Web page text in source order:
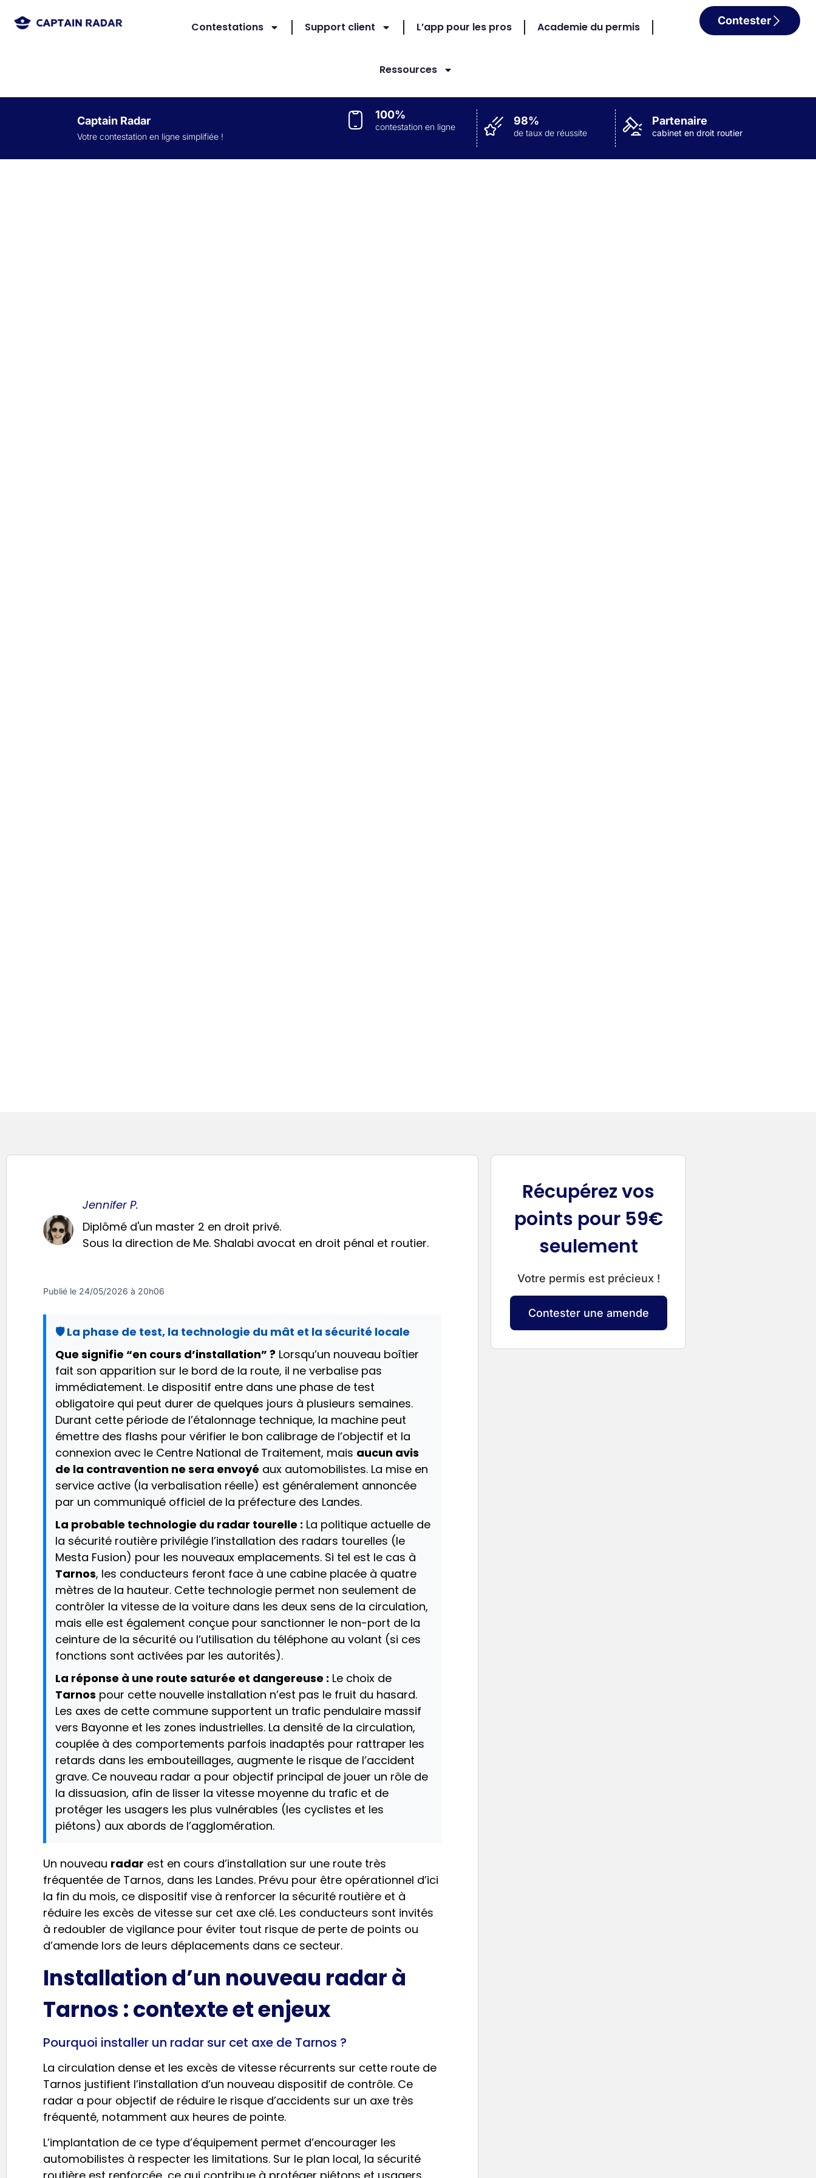
Contestations Support client L’app pour les pros Academie du permis
Ressources
Contester
Captain Radar
Votre contestation en ligne simplifiée !
100%
contestation en ligne 98%
de taux de réussite
Partenaire
cabinet en droit routier
Jennifer P.
Diplômé d'un master 2 en droit privé.
Sous la direction de Me. Shalabi avocat en droit pénal et routier.
Publié le 24/05/2026 à 20h06
🛡️ La phase de test, la technologie du mât et la sécurité locale
Que signifie “en cours d’installation” ? Lorsqu’un nouveau boîtier
fait son apparition sur le bord de la route, il ne verbalise pas
immédiatement. Le dispositif entre dans une phase de test
obligatoire qui peut durer de quelques jours à plusieurs semaines.
Durant cette période de l’étalonnage technique, la machine peut
émettre des flashs pour vérifier le bon calibrage de l’objectif et la
connexion avec le Centre National de Traitement, mais aucun avis
de la contravention ne sera envoyé aux automobilistes. La mise en
service active (la verbalisation réelle) est généralement annoncée
par un communiqué officiel de la préfecture des Landes.
La probable technologie du radar tourelle : La politique actuelle de
la sécurité routière privilégie l’installation des radars tourelles (le
Mesta Fusion) pour les nouveaux emplacements. Si tel est le cas à
Tarnos, les conducteurs feront face à une cabine placée à quatre
mètres de la hauteur. Cette technologie permet non seulement de
contrôler la vitesse de la voiture dans les deux sens de la circulation,
mais elle est également conçue pour sanctionner le non-port de la
ceinture de la sécurité ou l’utilisation du téléphone au volant (si ces
fonctions sont activées par les autorités).
La réponse à une route saturée et dangereuse : Le choix de
Tarnos pour cette nouvelle installation n’est pas le fruit du hasard.
Les axes de cette commune supportent un trafic pendulaire massif
vers Bayonne et les zones industrielles. La densité de la circulation,
couplée à des comportements parfois inadaptés pour rattraper les
retards dans les embouteillages, augmente le risque de l’accident
grave. Ce nouveau radar a pour objectif principal de jouer un rôle de
la dissuasion, afin de lisser la vitesse moyenne du trafic et de
protéger les usagers les plus vulnérables (les cyclistes et les
piétons) aux abords de l’agglomération.
Un nouveau radar est en cours d’installation sur une route très
fréquentée de Tarnos, dans les Landes. Prévu pour être opérationnel d’ici
la fin du mois, ce dispositif vise à renforcer la sécurité routière et à
réduire les excès de vitesse sur cet axe clé. Les conducteurs sont invités
à redoubler de vigilance pour éviter tout risque de perte de points ou
d’amende lors de leurs déplacements dans ce secteur.
Installation d’un nouveau radar à
Tarnos : contexte et enjeux
Pourquoi installer un radar sur cet axe de Tarnos ?
La circulation dense et les excès de vitesse récurrents sur cette route de
Tarnos justifient l’installation d’un nouveau dispositif de contrôle. Ce
radar a pour objectif de réduire le risque d’accidents sur un axe très
fréquenté, notamment aux heures de pointe.
L’implantation de ce type d’équipement permet d’encourager les
automobilistes à respecter les limitations. Sur le plan local, la sécurité
Récupérez vos
points pour 59€
seulement
Votre permis est précieux !
Contester une amende